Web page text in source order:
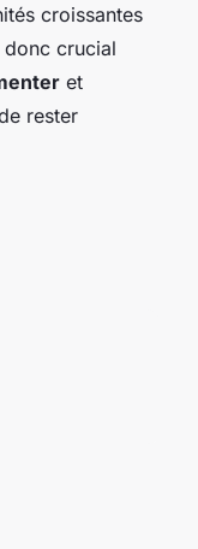
croissantes
crucial
et
rester